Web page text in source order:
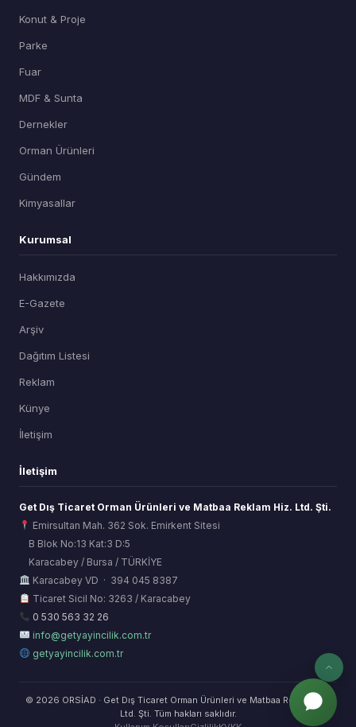
Konut & Proje
Parke
Fuar
MDF & Sunta
Dernekler
Orman Ürünleri
Gündem
Kimyasallar
Kurumsal
Hakkımızda
E-Gazete
Arşiv
Dağıtım Listesi
Reklam
Künye
İletişim
İletişim
Get Dış Ticaret Orman Ürünleri ve Matbaa Reklam Hiz. Ltd. Şti.
Emirsultan Mah. 362 Sok. Emirkent Sitesi
B Blok No:13 Kat:3 D:5
Karacabey / Bursa / TÜRKİYE
Karacabey VD · 394 045 8387
Ticaret Sicil No: 3263 / Karacabey
0 530 563 32 26
info@getyayincilik.com.tr
getyayincilik.com.tr
© 2026 ORSİAD · Get Dış Ticaret Orman Ürünleri ve Matbaa Reklam Hiz.
Ltd. Şti. Tüm hakları saklıdır.
ORSİAD AI
Sektörel Hafıza Asistanı